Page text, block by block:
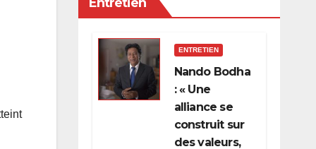
ENTRETIEN
Nando Bodha
: « Une
alliance se
construit sur
des valeurs,